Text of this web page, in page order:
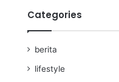
Categories
berita
lifestyle